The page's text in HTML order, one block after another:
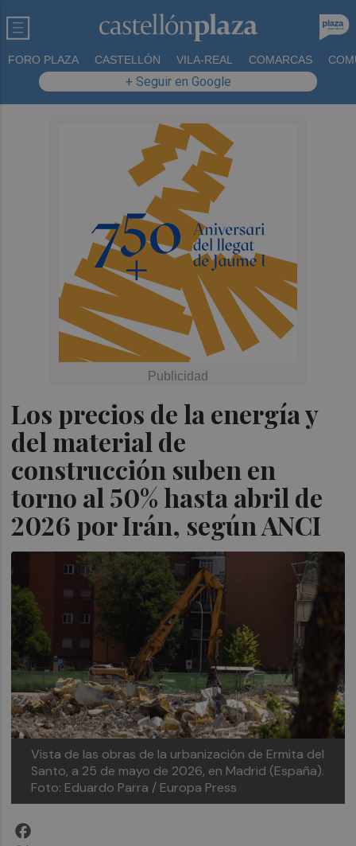
FORO PLAZA CASTELLÓN VILA-REAL COMARCAS
+ Seguir en Google
Los precios de la energía y
del material de
construcción suben en
torno al 50% hasta abril de
2026 por Irán, según ANCI
Vista de las obras de la urbanización de Ermita del
Santo, a 25 de mayo de 2026, en Madrid (España).
Foto: Eduardo Parra / Europa Press